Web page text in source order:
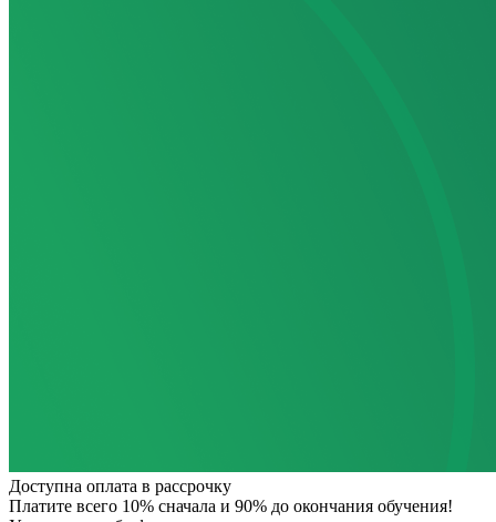
Доступна оплата в рассрочку
Платите всего 10% сначала и 90% до окончания обучения!